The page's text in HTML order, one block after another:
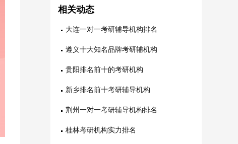
相关动态
大连一对一考研辅导机构排名
遵义十大知名品牌考研辅机构
贵阳排名前十的考研机构
新乡排名前十考研辅导机构
荆州一对一考研辅导机构排名
桂林考研机构实力排名